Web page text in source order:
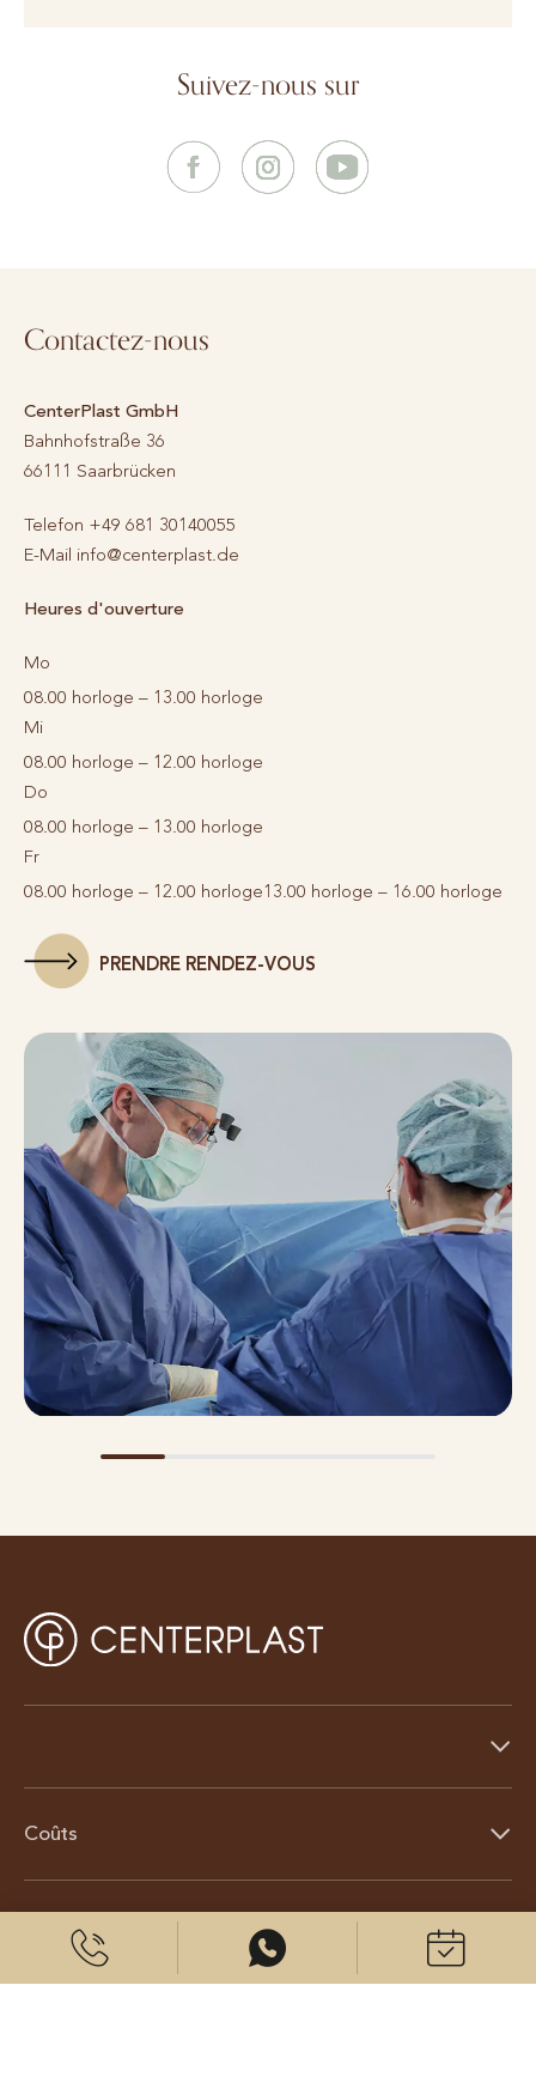
Suivez-nous sur
Contactez-nous
CenterPlast GmbH
Bahnhofstraße 36
66111 Saarbrücken
Telefon +49 681 30140055
E-Mail info@centerplast.de
Heures d'ouverture
Mo
08.00 horloge – 13.00 horloge
Mi
08.00 horloge – 12.00 horloge
Do
08.00 horloge – 13.00 horloge
Fr
08.00 horloge – 12.00 horloge13.00 horloge – 16.00 horloge
PRENDRE RENDEZ-VOUS
Coûts
À propos de nous